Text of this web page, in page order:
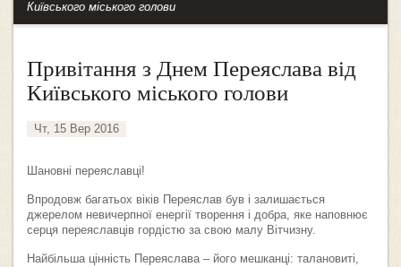
Київського міського голови
Привітання з Днем Переяслава від
Київського міського голови
Чт, 15 Вер 2016
Шановні переяславці!
Впродовж багатьох віків Переяслав був і залишається
джерелом невичерпної енергії творення і добра, яке наповнює
серця переяславців гордістю за свою малу Вітчизну.
Найбільша цінність Переяслава – його мешканці: талановиті,